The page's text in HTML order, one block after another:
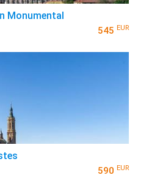
Monumental
545 EUR
590 EUR